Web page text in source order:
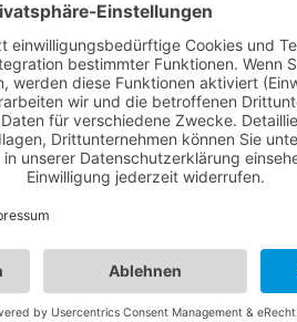
(habe hier 4 grob vorbereitet, kopieren,